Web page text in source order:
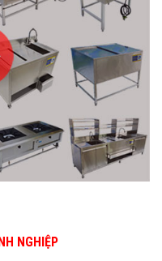
NGHIỆP